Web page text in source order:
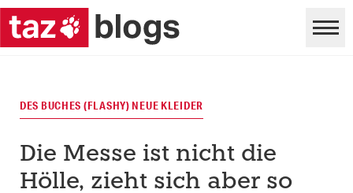
DES BUCHES (FLASHY) NEUE KLEIDER
Die Messe ist nicht die
Hölle, zieht sich aber so